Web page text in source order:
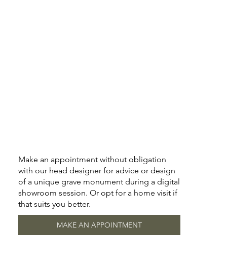
Make an appointment without obligation
with our head designer for advice or design
of a unique grave monument during a digital
showroom session. Or opt for a home visit if
that suits you better.
MAKE AN APPOINTMENT